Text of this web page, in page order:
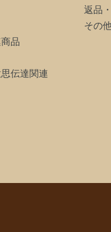
品
伝達関連
返品
その